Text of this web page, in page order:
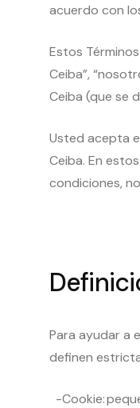
acuerdo con
Estos
Ceiba”,
Ceiba (que se
Usted acepta
Ceiba. En
condiciones,
Para ayudar a
definen
-Cookie: